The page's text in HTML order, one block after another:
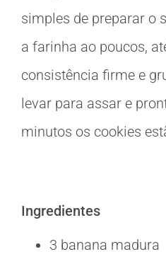
simples de preparar o
a farinha ao poucos,
consistência firme e
levar para assar e
minutos os cookies
Ingredientes
3 banana madura